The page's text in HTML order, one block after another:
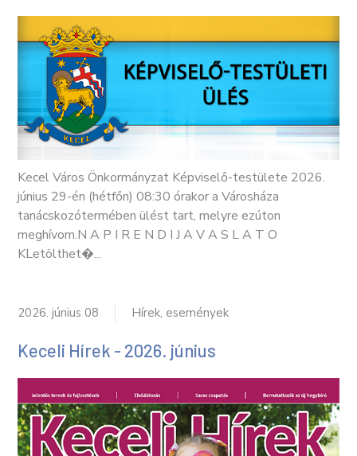
Kecel Város Önkormányzat Képviselő-testülete 2026.
június 29-én (hétfőn) 08:30 órakor a Városháza
tanácskozótermében ülést tart, melyre ezúton
meghívom.N A P I R E N D I J A V A S L A T O
KLetölthet�...
2026. június 08 Hírek, események
Keceli Hírek - 2026. június